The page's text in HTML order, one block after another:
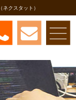
クスタット）